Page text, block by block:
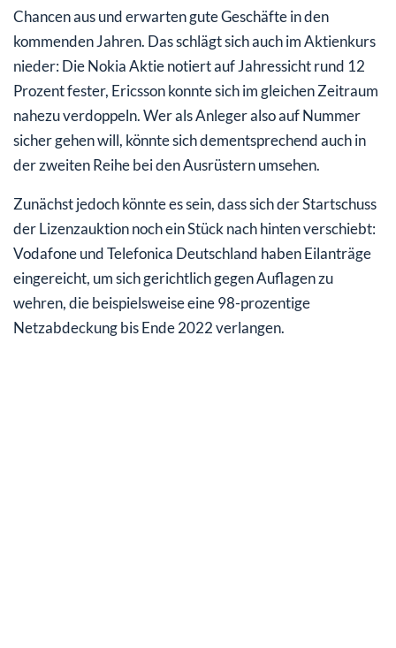
Chancen aus und erwarten gute Geschäfte in den
kommenden Jahren. Das schlägt sich auch im Aktienkurs
nieder: Die Nokia Aktie notiert auf Jahressicht rund 12
Prozent fester, Ericsson konnte sich im gleichen Zeitraum
nahezu verdoppeln. Wer als Anleger also auf Nummer
sicher gehen will, könnte sich dementsprechend auch in
der zweiten Reihe bei den Ausrüstern umsehen.
Zunächst jedoch könnte es sein, dass sich der Startschuss
der Lizenzauktion noch ein Stück nach hinten verschiebt:
Vodafone und Telefonica Deutschland haben Eilanträge
eingereicht, um sich gerichtlich gegen Auflagen zu
wehren, die beispielsweise eine 98-prozentige
Netzabdeckung bis Ende 2022 verlangen.